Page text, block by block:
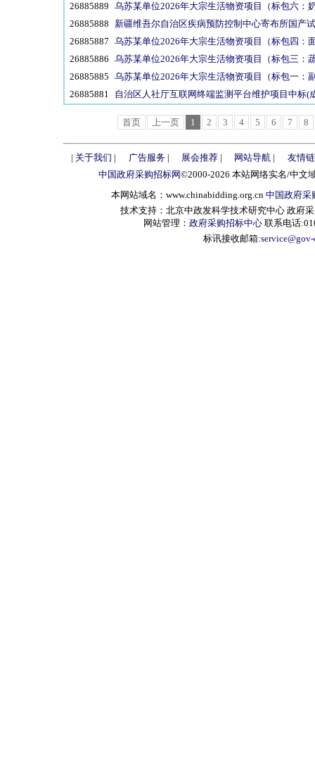
26885889 乌苏某单位2026年大宗生活物资项目（标包六：
26885888
新疆维吾尔自治区疾病预防控制中心寄布所国产
26885887 乌苏某单位2026年大宗生活物资项目（标包四：
26885886 乌苏某单位2026年大宗生活物资项目（标包三：
26885885 乌苏某单位2026年大宗生活物资项目（标包一：
26885881
自治区人社厅互联网终端监测平台维护项目中标(
首页 上一页 1 2 3 4 5 6 7 8
| 关于我们 | 广告服务| 展会推荐| 网站导航 |
友情
中国政府采购招标网©2000-2026 本站网络实名/中文
本网站域名：www.chinabidding.org.cn 中国政府采
技术支持：北京中政发科学技术研究中心 政府
网站管理： 政府采购招标中心 联系电话
标讯接收邮箱: